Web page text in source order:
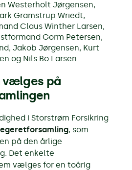
Westerholt Jørgensen,
Gramstrup Wriedt,
Claus Winther Larsen,
Gorm Petersen,
Jakob Jørgensen, Kurt
og Nils Bo Larsen
vælges på
i Storstrøm Forsikring
, som
på den årlige
Det enkelte
vælges for en toårig